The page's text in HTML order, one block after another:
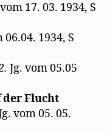
17. 03. 1934, S
06.04. 1934, S
Jg. vom 05.05
der Flucht
vom 05. 05.